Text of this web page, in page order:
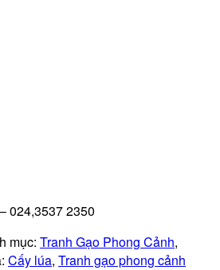
024,3537 2350
mục: Tranh Gạo Phong Cảnh,
Cấy lúa, Tranh gạo phong cảnh